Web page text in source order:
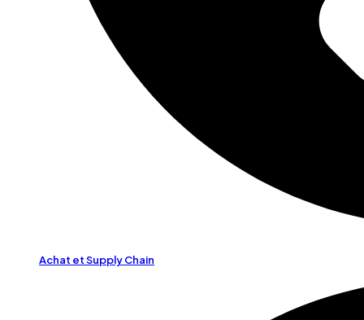
Achat et Supply Chain